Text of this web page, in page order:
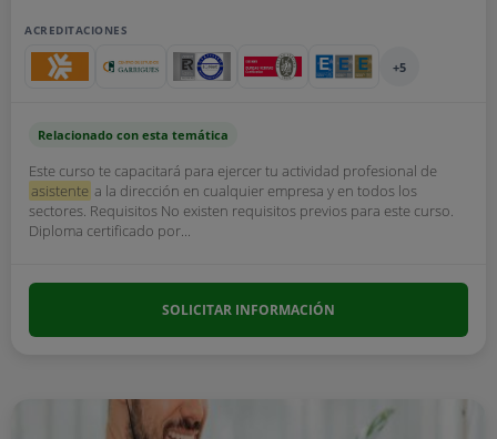
ACREDITACIONES
+5
Relacionado con esta temática
Este curso te capacitará para ejercer tu actividad profesional de
asistente a la dirección en cualquier empresa y en todos los
sectores. Requisitos No existen requisitos previos para este curso.
Diploma certificado por...
SOLICITAR INFORMACIÓN